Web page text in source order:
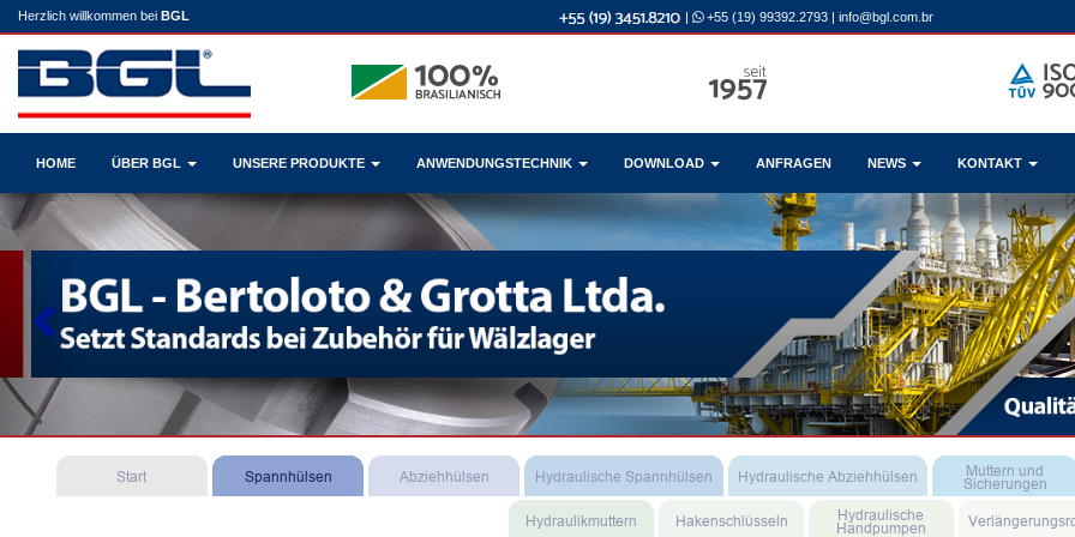
Herzlich willkommen bei BGL | +55 (19) 99392.2793 | info@bgl.com.br
HOME ÜBER BGL UNSERE PRODUKTE ANWENDUNGSTECHNIK DOWNLOAD ANFRAGEN NEWS KONTAKT
Previous